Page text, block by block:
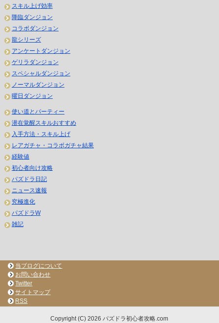
スキル上げ効率
降臨ダンジョン
コラボダンジョン
龍シリーズ
アンケートダンジョン
ゲリラダンジョン
スペシャルダンジョン
ノーマルダンジョン
曜日ダンジョン
使い道とパーティー
潜在覚醒スキルおすすめ
入手方法・スキル上げ
レアガチャ・コラボガチャ結果
経験値
初心者向け攻略
パズドラ日記
ニュース速報
究極進化
パズドラW
雑記
当ブログについて
お問い合わせ
Twitter
サイトマップ
RSS
Copyright (C) 2026 パズドラ初心者攻略.com